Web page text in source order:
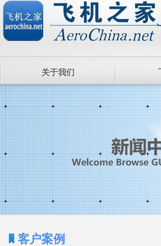
关于我们
客户案例